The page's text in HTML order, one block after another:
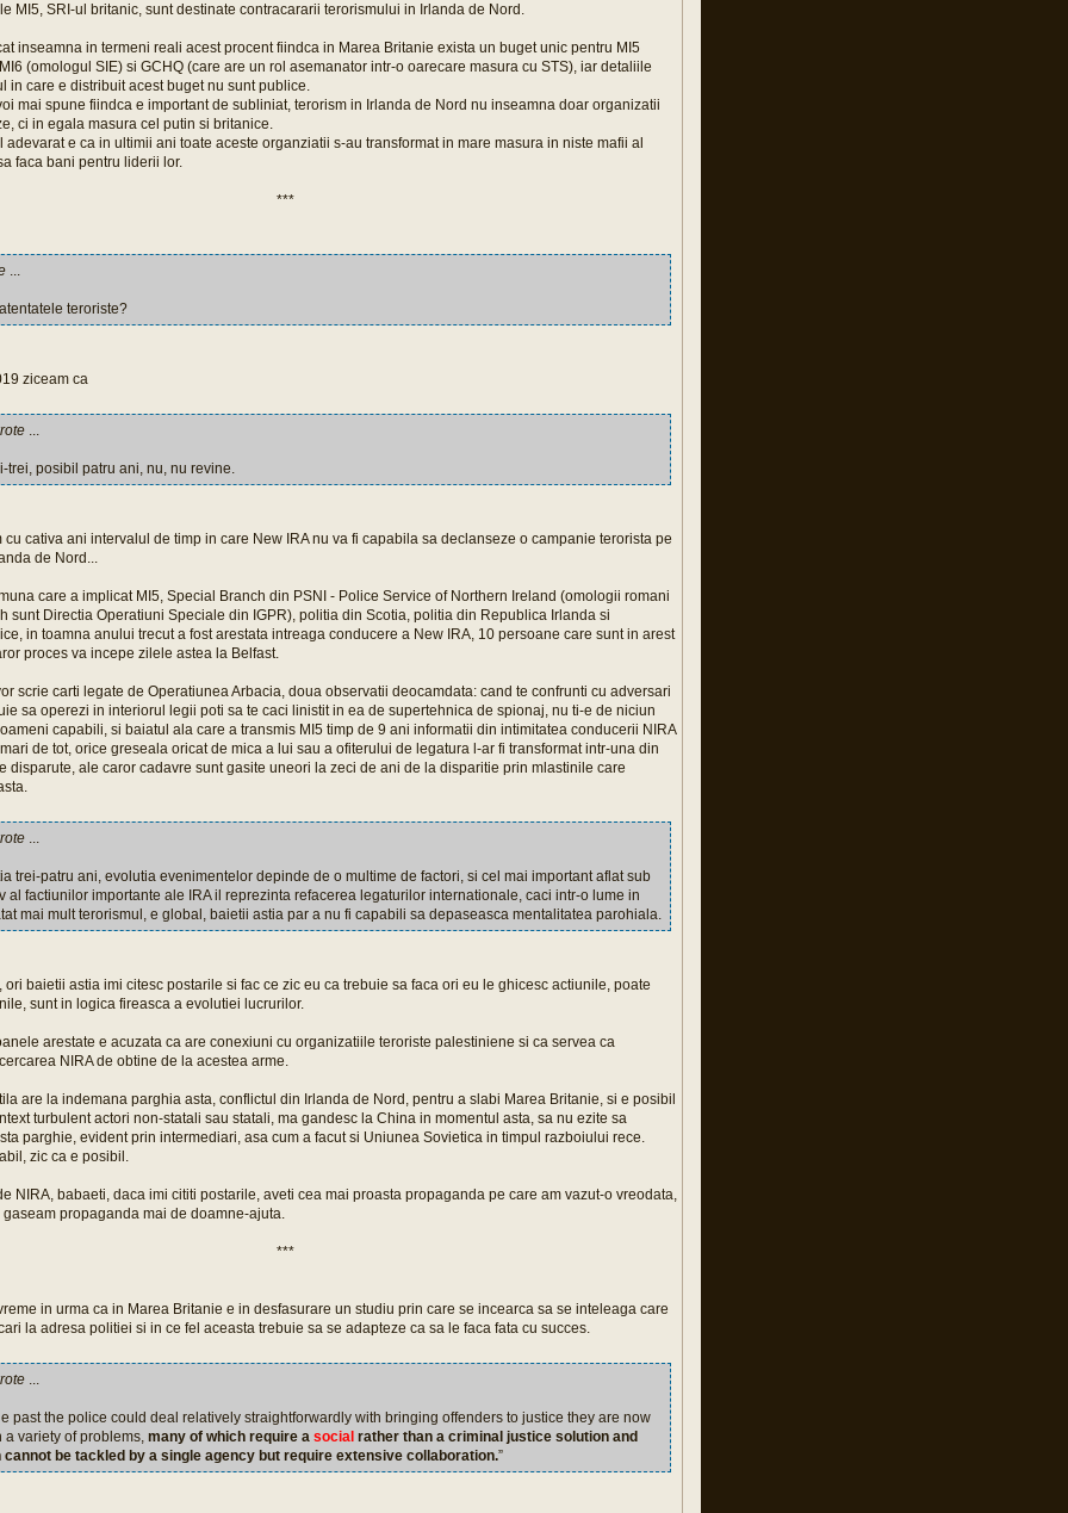
MI5, SRI-ul britanic, sunt destinate contracararii terorismului in Irlanda de Nord.
inseamna in termeni reali acest procent fiindca in Marea Britanie exista un buget unic pentru MI5
(omologul SIE) si GCHQ (care are un rol asemanator intr-o oarecare masura cu STS), iar detaliile
in care e distribuit acest buget nu sunt publice.
mai spune fiindca e important de subliniat, terorism in Irlanda de Nord nu inseamna doar organizatii
ci in egala masura cel putin si britanice.
adevarat e ca in ultimii ani toate aceste organziatii s-au transformat in mare masura in niste mafii al
faca bani pentru liderii lor.
***
...
teroriste?
ziceam ca
...
trei, posibil patru ani, nu, nu revine.
cu cativa ani intervalul de timp in care New IRA nu va fi capabila sa declanseze o campanie terorista pe
de Nord...
care a implicat MI5, Special Branch din PSNI - Police Service of Northern Ireland (omologii romani
sunt Directia Operatiuni Speciale din IGPR), politia din Scotia, politia din Republica Irlanda si
in toamna anului trecut a fost arestata intreaga conducere a New IRA, 10 persoane care sunt in arest
proces va incepe zilele astea la Belfast.
scrie carti legate de Operatiunea Arbacia, doua observatii deocamdata: cand te confrunti cu adversari
sa operezi in interiorul legii poti sa te caci linistit in ea de supertehnica de spionaj, nu ti-e de niciun
capabili, si baiatul ala care a transmis MI5 timp de 9 ani informatii din intimitatea conducerii NIRA
de tot, orice greseala oricat de mica a lui sau a ofiterului de legatura l-ar fi transformat intr-una din
disparute, ale caror cadavre sunt gasite uneori la zeci de ani de la disparitie prin mlastinile care
...
trei-patru ani, evolutia evenimentelor depinde de o multime de factori, si cel mai important aflat sub
al factiunilor importante ale IRA il reprezinta refacerea legaturilor internationale, caci intr-o lume in
mai mult terorismul, e global, baietii astia par a nu fi capabili sa depaseasca mentalitatea parohiala.
ori baietii astia imi citesc postarile si fac ce zic eu ca trebuie sa faca ori eu le ghicesc actiunile, poate
sunt in logica fireasca a evolutiei lucrurilor.
arestate e acuzata ca are conexiuni cu organizatiile teroriste palestiniene si ca servea ca
NIRA de obtine de la acestea arme.
are la indemana parghia asta, conflictul din Irlanda de Nord, pentru a slabi Marea Britanie, si e posibil
turbulent actori non-statali sau statali, ma gandesc la China in momentul asta, sa nu ezite sa
parghie, evident prin intermediari, asa cum a facut si Uniunea Sovietica in timpul razboiului rece.
zic ca e posibil.
NIRA, babaeti, daca imi cititi postarile, aveti cea mai proasta propaganda pe care am vazut-o vreodata,
propaganda mai de doamne-ajuta.
***
in urma ca in Marea Britanie e in desfasurare un studiu prin care se incearca sa se inteleaga care
la adresa politiei si in ce fel aceasta trebuie sa se adapteze ca sa le faca fata cu succes.
...
past the police could deal relatively straightforwardly with bringing offenders to justice they are now
a variety of problems, many of which require a social rather than a criminal justice solution and
cannot be tackled by a single agency but require extensive collaboration.”